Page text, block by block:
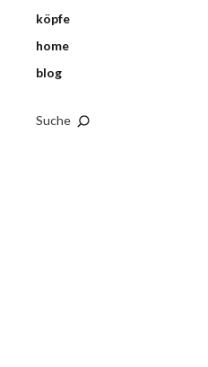
köpfe
home
blog
Suche